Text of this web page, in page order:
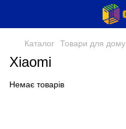
Каталог Товари для дому
Xiaomi
Немає товарів